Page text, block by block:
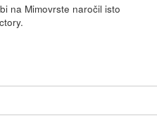
na Mimovrste naročil isto